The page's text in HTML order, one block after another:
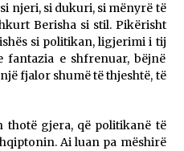
PËR
XHAFERAJ
POR
njeri, si dukuri, si mënyrë të
Berisha si stil. Pikërisht
si politikan, ligjerimi i tij
fantazia e shfrenuar, bëjnë
fjalor shumë të thjeshtë, të
gjera, që politikanë të
Ai luan pa mëshirë